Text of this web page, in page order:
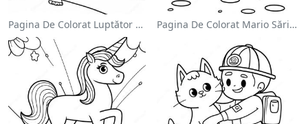
Pagina De Colorat Luptător Wwe Sărind Pe Inamic Pagina De Colorat Mario Sărind Peste Goombas